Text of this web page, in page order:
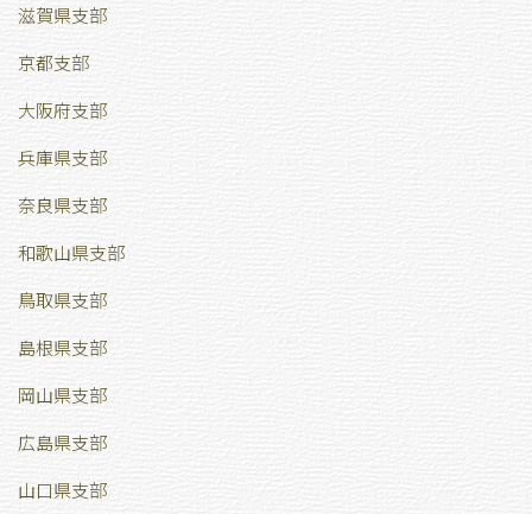
滋賀県支部
京都支部
大阪府支部
兵庫県支部
奈良県支部
和歌山県支部
鳥取県支部
島根県支部
岡山県支部
広島県支部
山口県支部